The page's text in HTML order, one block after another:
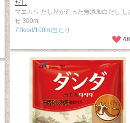
だし
マエカワ だし屋が造った無添加白だし し
せ 300ml
73kcal/100ml当たり